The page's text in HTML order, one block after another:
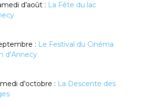
d’août : La Fête du lac
: Le Festival du Cinéma
d’Annecy
d’octobre : La Descente des